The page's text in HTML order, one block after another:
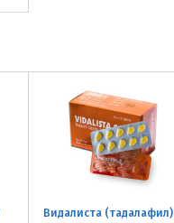
Видалиста (тадалафил)